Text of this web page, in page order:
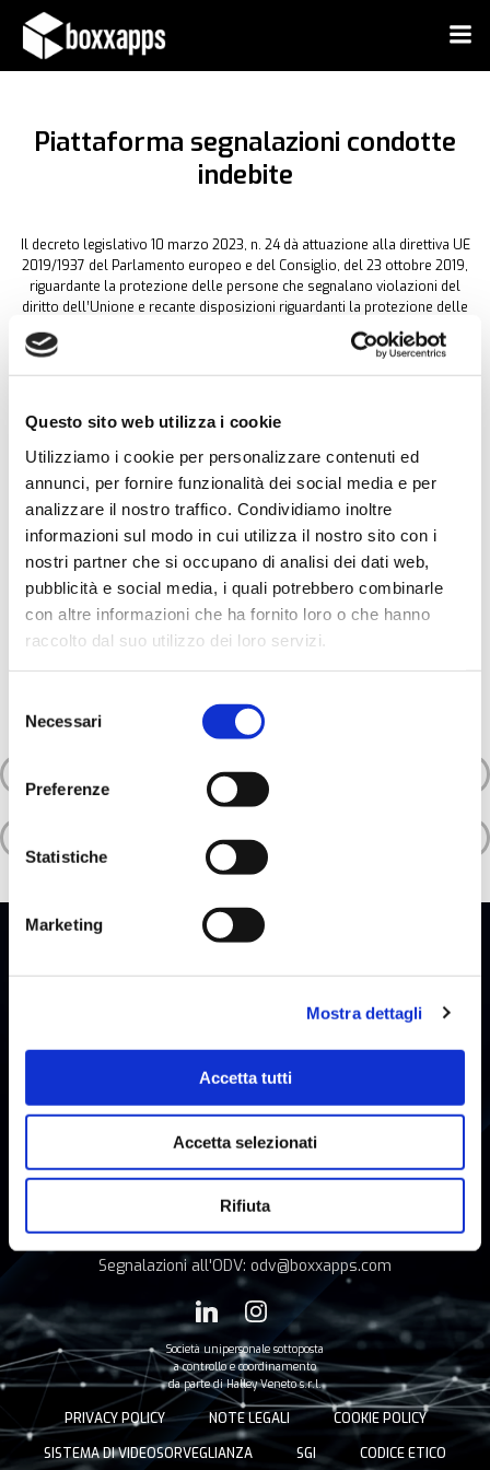
Questo sito web utilizza i cookie
Utilizziamo i cookie per personalizzare contenuti ed
annunci, per fornire funzionalità dei social media e per
analizzare il nostro traffico. Condividiamo inoltre
informazioni sul modo in cui utilizza il nostro sito con i
nostri partner che si occupano di analisi dei dati web,
pubblicità e social media, i quali potrebbero combinarle
con altre informazioni che ha fornito loro o che hanno
raccolto dal suo utilizzo dei loro servizi.
delNecessari
Preferenze
Statistiche
Marketing
Mostra dettagli
Accetta tutti
Accetta selezionati
Rifiuta
Piattaforma segnalazioni condotte
indebite
Il decreto legislativo 10 marzo 2023, n. 24 dà attuazione alla direttiva UE
2019/1937 del Parlamento europeo e del Consiglio, del 23 ottobre 2019,
riguardante la protezione delle persone che segnalano violazioni del
diritto dell’Unione e recante disposizioni riguardanti la protezione delle
persone che segnalano violazioni delle disposizioni normative nazionali.
l’emersione di illeciti o situazioni di rischio; infatti, il termine
whistleblowing significa letteralmente “soffiare nel fischietto” ed è
comunemente utilizzato per indicare la segnalazione di condotte illecite.
Il processo di gestione delle segnalazioni è parte integrante del Modello
ex D.lgs. n. 231/2001 aziendale.
Se vuoi fare una segnalazione accedi alla piattaforma dedicata cliccando
qui!
INFORMATIVA WHISTLEBLOWING
SEGNALAZIONE ILLECITI E IRREGOLARITÀ WHISTLEBLOWING
30020 Marcon (VE)
Capitale Sociale €100.000,00 i.v.
Tel. 041 3090915
info@boxxapps.com
PEC: boxxapps@legalmail.it
Num. verde 800 893984
Segnalazioni all'ODV: odv@boxxapps.com
Società unipersonale sottoposta
a controllo e coordinamento
da parte di Halley Veneto s.r.l.
PRIVACY POLICY NOTE LEGALI
COOKIE POLICY
SISTEMA DI VIDEOSORVEGLIANZA
SGI CODICE ETICO